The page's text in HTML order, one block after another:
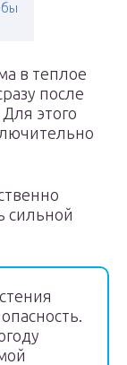
в теплое
после
этого
сильной